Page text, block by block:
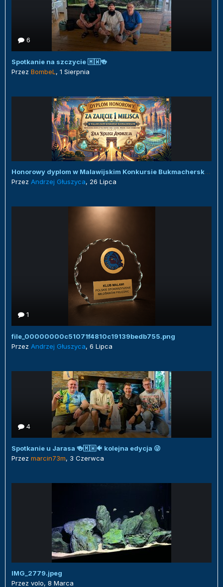
6
Spotkanie na szczycie 🇲🇼🍻
Przez BombeL , 1 Sierpnia
Honorowy dyplom w Malawijskim Konkursie Bukmacherskim :)
Przez Andrzej Głuszyca, 26 Lipca
1
file_00000000c51071f4810c19139bedb755.png
Przez Andrzej Głuszyca, 6 Lipca
4
Spotkanie u Jarasa 🍻🇲🇼🐠 kolejna edycja 😜
Przez marcin73m, 3 Czerwca
IMG_2779.jpeg
Przez volo, 8 Marca